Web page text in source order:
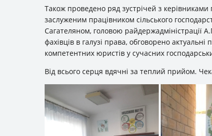
Також проведено ряд зустрічей з
заслуженим працівником сільського
Сагателяном, головою райдержадміністрації
фахівців в галузі права, обговорено
компетентних юристів у сучасних
Від всього серця вдячні за теплий прийом.